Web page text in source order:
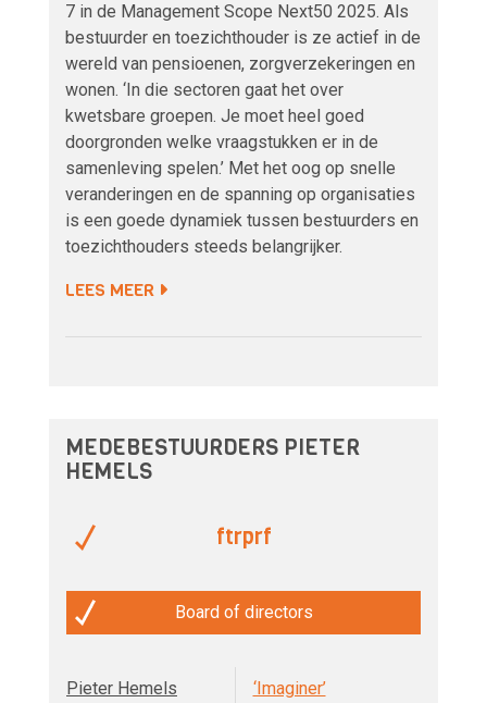
7 in de Management Scope Next50 2025. Als
bestuurder en toezichthouder is ze actief in de
wereld van pensioenen, zorgverzekeringen en
wonen. ‘In die sectoren gaat het over
kwetsbare groepen. Je moet heel goed
doorgronden welke vraagstukken er in de
samenleving spelen.’ Met het oog op snelle
veranderingen en de spanning op organisaties
is een goede dynamiek tussen bestuurders en
toezichthouders steeds belangrijker.
LEES MEER
MEDEBESTUURDERS PIETER
HEMELS
ftrprf
Board of directors
Pieter Hemels
‘Imaginer’